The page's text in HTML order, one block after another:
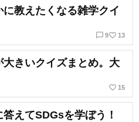
に教えたくなる雑学クイ
chat_bubble_outline 9favorite_border 13
大きいクイズまとめ。大
favorite_border 15
答えてSDGsを学ぼう！